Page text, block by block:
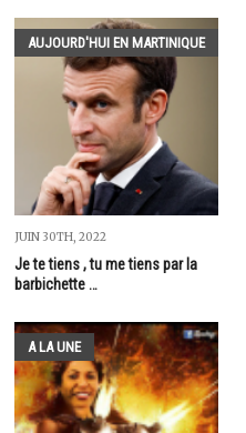
AUJOURD'HUI EN MARTINIQUE
JUIN 30TH, 2022
Je te tiens , tu me tiens par la
barbichette …
A LA UNE